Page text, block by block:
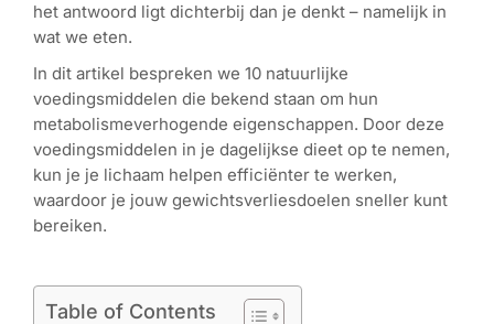
het antwoord ligt dichterbij dan je denkt – namelijk in
wat we eten.
In dit artikel bespreken we 10 natuurlijke
voedingsmiddelen die bekend staan om hun
metabolismeverhogende eigenschappen. Door deze
voedingsmiddelen in je dagelijkse dieet op te nemen,
kun je je lichaam helpen efficiënter te werken,
waardoor je jouw gewichtsverliesdoelen sneller kunt
bereiken.
Table of Contents